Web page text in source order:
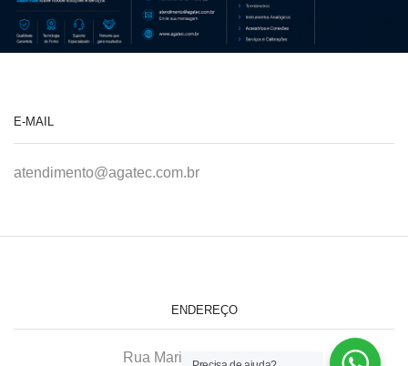
E-MAIL
atendimento@agatec.com.br
ENDEREÇO
Rua Maria Afonso, 166-A